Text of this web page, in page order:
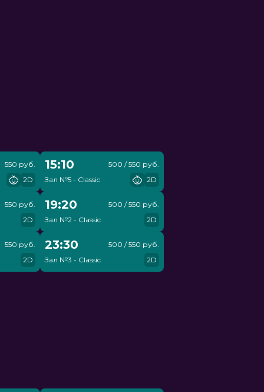
550 руб.
2D
15:10
Зал №5 - Classic
500 / 550 руб.
2D
550 руб.
2D
19:20
Зал №2 - Classic
500 / 550 руб.
2D
550 руб.
2D
23:30
Зал №3 - Classic
500 / 550 руб.
2D